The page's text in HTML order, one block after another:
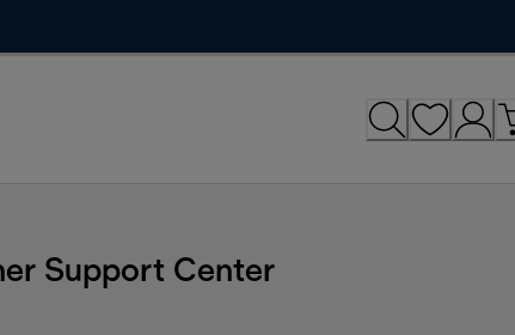
Support Center